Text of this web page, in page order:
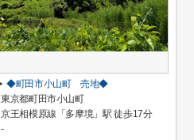
◆町田市小山町 売地◆
東京都町田市小山町
京王相模原線「多摩境」駅 徒歩17分
-